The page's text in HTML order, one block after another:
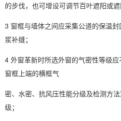
的步伐，也可增设可调节百叶遮阳或遮
3 窗框与墙体之间应采集公道的保温
浆补缝；
4 外窗革新时所选外窗的气密性等级
窗框上端的横框气
密、水密、抗风压性能分级及检测方
级；